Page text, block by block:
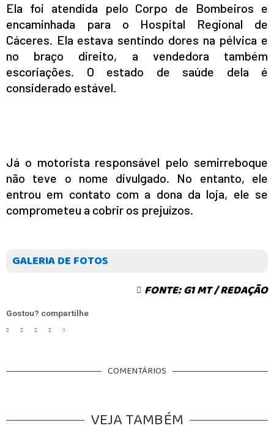
Ela foi atendida pelo Corpo de Bombeiros e
encaminhada para o Hospital Regional de
Cáceres. Ela estava sentindo dores na pélvica e
no braço direito, a vendedora também
escoriações. O estado de saúde dela é
considerado estável.
Já o motorista responsável pelo semirreboque
não teve o nome divulgado. No entanto, ele
entrou em contato com a dona da loja, ele se
comprometeu a cobrir os prejuízos.
GALERIA DE FOTOS
FONTE: G1 MT / REDAÇÃO
Gostou? compartilhe
COMENTÁRIOS
VEJA TAMBÉM